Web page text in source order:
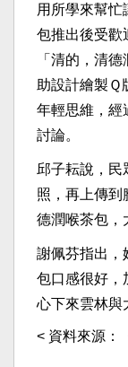
用所學來幫
包推出後受歡
「清的，清
助設計繪製Ｑ
年輕思維，經
討論。
邱子耘說，民
照，再上傳到
德潤喉茶包，
謝佩芬指出，
包口感很好，
心下來雲林與
< 資料來源：